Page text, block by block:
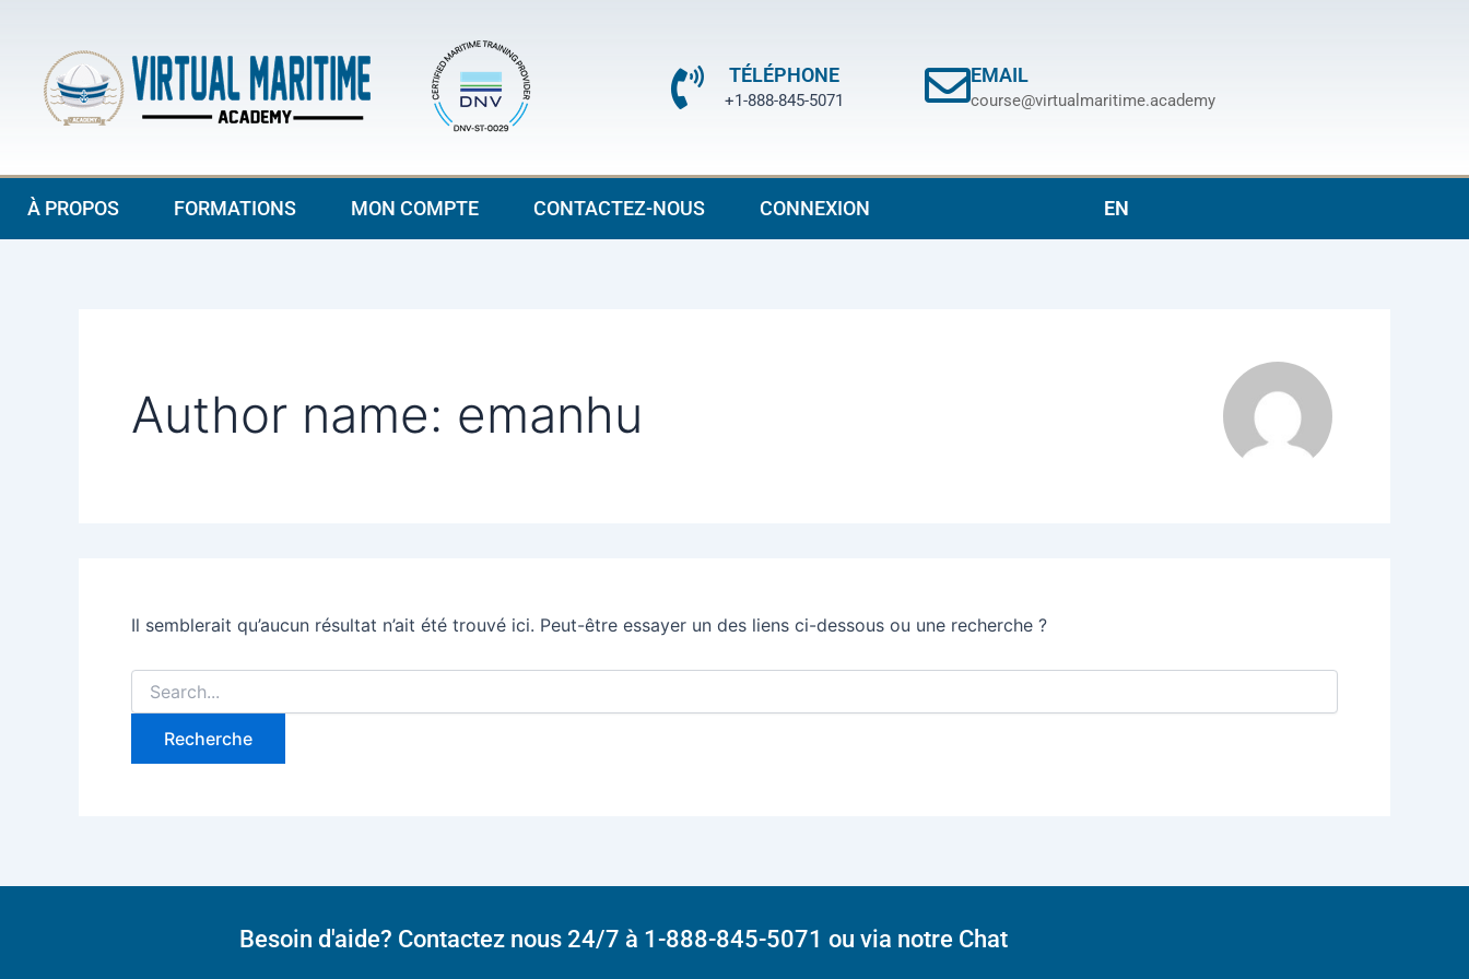
contenu
TÉLÉPHONE
+1-888-845-5071
EMAIL
course@virtualmaritime.academy
À PROPOS FORMATIONS MON COMPTE CONTACTEZ-NOUS CONNEXION EN
Author name: emanhu
Il semblerait qu’aucun résultat n’ait été trouvé ici. Peut-être essayer un des liens ci-dessous ou une recherche ?
Besoin d'aide? Contactez nous 24/7 à 1-888-845-5071 ou via notre Chat